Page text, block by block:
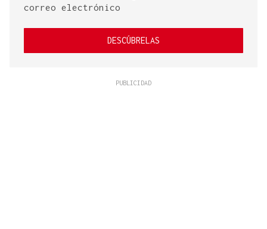
correo electrónico
DESCÚBRELAS